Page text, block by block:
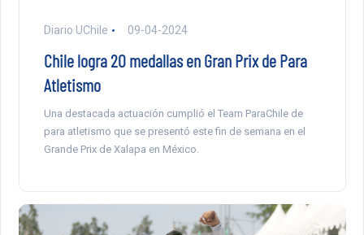
Diario UChile 09-04-2024
Chile logra 20 medallas en Gran Prix de Para
Atletismo
Una destacada actuación cumplió el Team ParaChile de
para atletismo que se presentó este fin de semana en el
Grande Prix de Xalapa en México.